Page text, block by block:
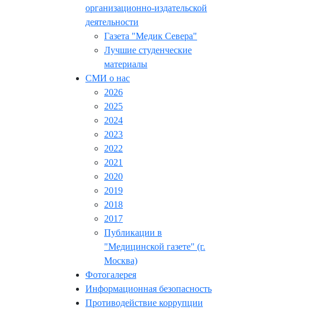
организационно-издательской
деятельности
Газета "Медик Севера"
Лучшие студенческие
материалы
СМИ о нас
2026
2025
2024
2023
2022
2021
2020
2019
2018
2017
Публикации в
"Медицинской газете" (г.
Москва)
Фотогалерея
Информационная безопасность
Противодействие коррупции